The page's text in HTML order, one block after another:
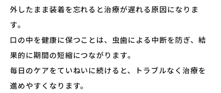
外したまま装着を忘れると治療が遅れる原因になりま
す。
口の中を健康に保つことは、虫歯による中断を防ぎ、結
果的に期間の短縮につながります。
毎日のケアをていねいに続けると、トラブルなく治療を
進めやすくなります。